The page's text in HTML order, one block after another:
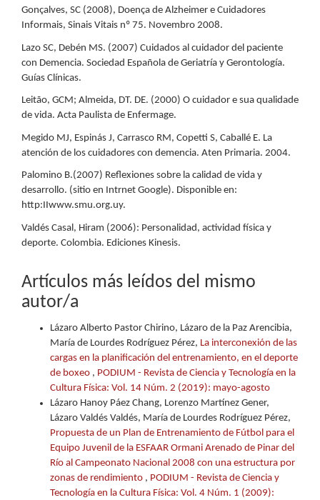
Gonçalves, SC (2008), Doença de Alzheimer e Cuidadores
Informais, Sinais Vitais nº 75. Novembro 2008.
Lazo SC, Debén MS. (2007) Cuidados al cuidador del paciente
con Demencia. Sociedad Española de Geriatría y Gerontología.
Guías Clínicas.
Leitão, GCM; Almeida, DT. DE. (2000) O cuidador e sua qualidade
de vida. Acta Paulista de Enfermage.
Megido MJ, Espinás J, Carrasco RM, Copetti S, Caballé E. La
atención de los cuidadores con demencia. Aten Primaria. 2004.
Palomino B.(2007) Reflexiones sobre la calidad de vida y
desarrollo. (sitio en Intrnet Google). Disponible en:
http:IIwww.smu.org.uy.
Valdés Casal, Hiram (2006): Personalidad, actividad física y
deporte. Colombia. Ediciones Kinesis.
Artículos más leídos del mismo
autor/a
Lázaro Alberto Pastor Chirino, Lázaro de la Paz Arencibia,
María de Lourdes Rodríguez Pérez, La interconexión de las
cargas en la planificación del entrenamiento, en el deporte
de boxeo , PODIUM - Revista de Ciencia y Tecnología en la
Cultura Física: Vol. 14 Núm. 2 (2019): mayo-agosto
Lázaro Hanoy Páez Chang, Lorenzo Martínez Gener,
Lázaro Valdés Valdés, María de Lourdes Rodríguez Pérez,
Propuesta de un Plan de Entrenamiento de Fútbol para el
Equipo Juvenil de la ESFAAR Ormani Arenado de Pinar del
Río al Campeonato Nacional 2008 con una estructura por
zonas de rendimiento , PODIUM - Revista de Ciencia y
Tecnología en la Cultura Física: Vol. 4 Núm. 1 (2009):